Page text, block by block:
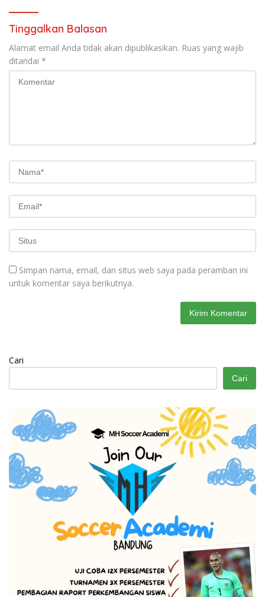
Tinggalkan Balasan
Alamat email Anda tidak akan dipublikasikan. Ruas yang wajib
ditandai *
Simpan nama, email, dan situs web saya pada peramban ini
untuk komentar saya berikutnya.
Cari
Cari